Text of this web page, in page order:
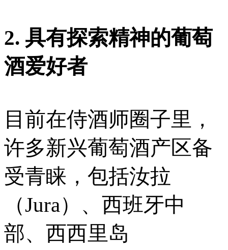
2. 具有探索精神的葡萄
酒爱好者
目前在侍酒师圈子里，
许多新兴葡萄酒产区备
受青睐，包括汝拉
（Jura）、西班牙中
部、西西里岛